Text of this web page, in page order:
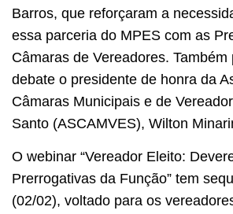
Barros, que reforçaram a
essa parceria do MPES com as
Câmaras de Vereadores. Também
debate o presidente de honra da
Câmaras Municipais e de
Santo (ASCAMVES), Wilton
O webinar “Vereador Eleito:
Prerrogativas da Função” tem
(02/02), voltado para os